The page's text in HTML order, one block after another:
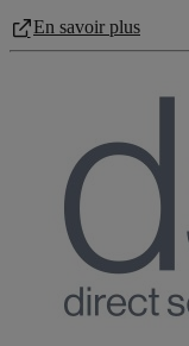
En savoir plus